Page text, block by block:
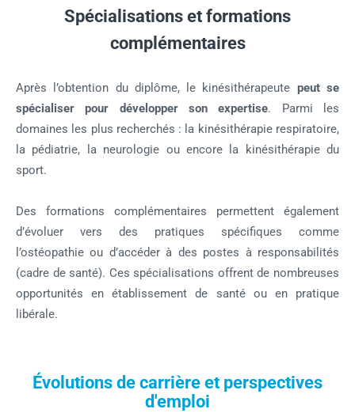
Spécialisations et formations
complémentaires
Après l’obtention du diplôme, le kinésithérapeute peut se
spécialiser pour développer son expertise. Parmi les
domaines les plus recherchés : la kinésithérapie respiratoire,
la pédiatrie, la neurologie ou encore la kinésithérapie du
sport.
Des formations complémentaires permettent également
d’évoluer vers des pratiques spécifiques comme
l’ostéopathie ou d’accéder à des postes à responsabilités
(cadre de santé). Ces spécialisations offrent de nombreuses
opportunités en établissement de santé ou en pratique
libérale.
Évolutions de carrière et perspectives
d'emploi